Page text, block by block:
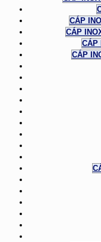
CÁP
CÁP
CÁP
CÁP